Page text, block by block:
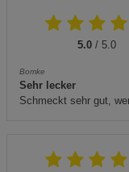
5.0 / 5.0
Bomke
Sehr lecker
Schmeckt sehr gut,